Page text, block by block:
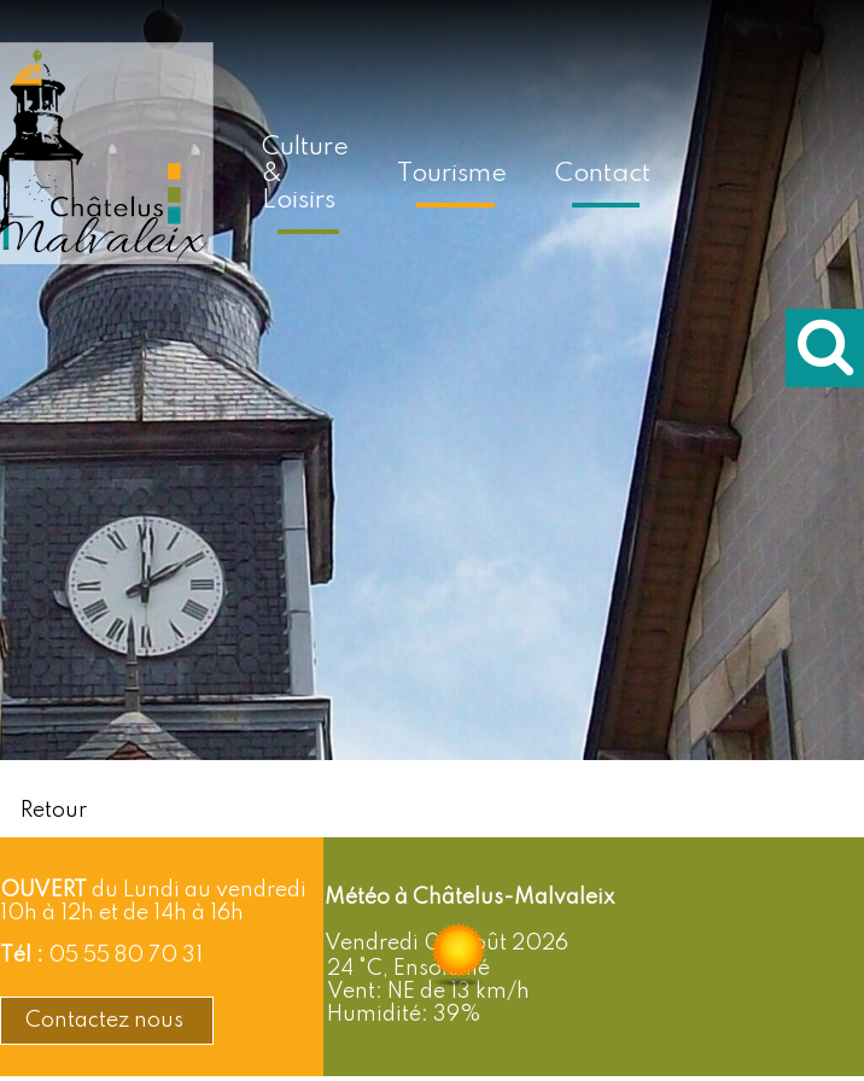
Culture
&
Loisirs
Tourisme Contact
Retour
OUVERT
du Lundi au vendredi
10h à 12h et de 14h à 16h
Tél : 05 55 80 70 31
Contactez nous
Châtelus-Malvaleix
Vendredi 07 Août 2026
24 °C, Ensoleillé
Vent: NE de 13 km/h
Humidité: 39%